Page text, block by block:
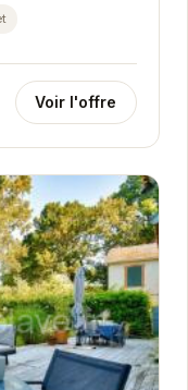
Avec sa...
Voir l'offre